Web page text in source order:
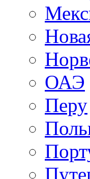
ОАЭ
Перу